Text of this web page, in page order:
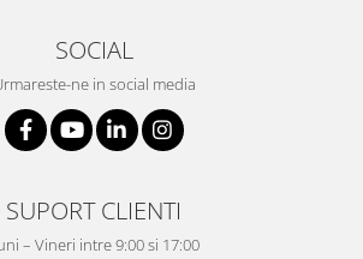
SOCIAL
ne in social media
SUPORT CLIENTI
– Vineri intre 9:00 si 17:00